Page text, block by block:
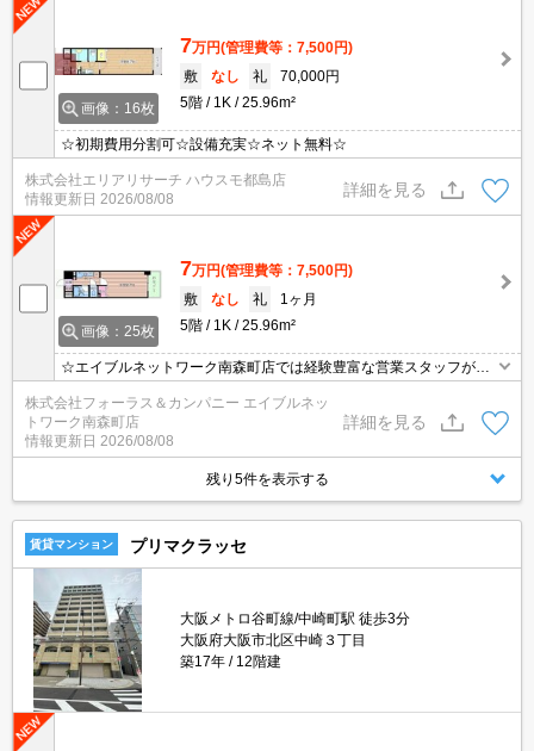
画像：16枚
7万円(管理費等：7,500円)
敷
なし 礼
70,000円
5階
1K 25.96m²
☆初期費用分割可☆設備充実☆ネット無料☆
株式会社エリアリサーチ ハウスモ都島店
情報更新日 2026/08/08
詳細を見る
画像：25枚
7万円(管理費等：7,500円)
敷
なし 礼
1ヶ月
5階
1K 25.96m²
☆エイブルネットワーク南森町店では経験豊富な営業スタッフが多
数在籍しており、全力でサポートさせて頂きます☆ご希望の物件の
現地付近にて待ち合わせをさせていただきご内覧いただくサービス
や、主要駅までのお迎えサービスも実施中です☆詳しくは「エイブ
ルネットワーク南森町店」０１２０－８２１－２６０にお気軽にお
問合せ下さい♪
株式会社フォーラス＆カンパニー エイブルネッ
トワーク南森町店
情報更新日 2026/08/08
詳細を見る
残り5件を表示する
賃貸マンション プリマクラッセ
大阪メトロ谷町線/中崎町駅 徒歩3分
大阪府大阪市北区中崎３丁目
築17年
12階建